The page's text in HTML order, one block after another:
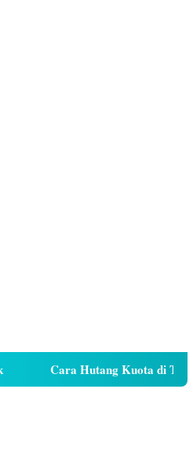
Hutang Kuota di Telkomsel